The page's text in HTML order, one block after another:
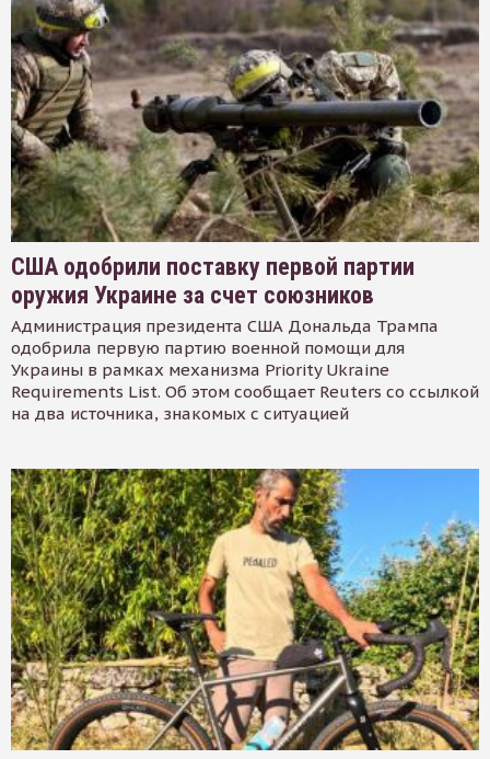
США одобрили поставку первой партии
оружия Украине за счет союзников
Администрация президента США Дональда Трампа
одобрила первую партию военной помощи для
Украины в рамках механизма Priority Ukraine
Requirements List. Об этом сообщает Reuters со ссылкой
на два источника, знакомых с ситуацией